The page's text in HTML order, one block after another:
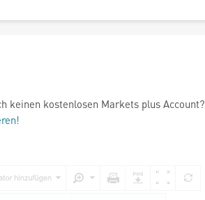
keinen kostenlosen Markets plus Account?